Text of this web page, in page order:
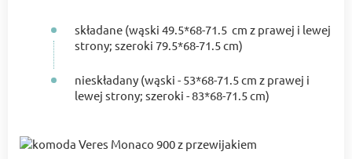
składane (wąski 49.5*68-71.5 cm z prawej i lewej
strony; szeroki 79.5*68-71.5 cm)
nieskładany (wąski - 53*68-71.5 cm z prawej i
lewej strony; szeroki - 83*68-71.5 cm)